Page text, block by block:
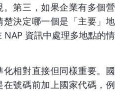
。第三，如果企業有多個營
楚決定哪一個是「主要」地
NAP 資訊中處理多地點的情
化相對直接但同樣重要。國
在號碼前加上國家代碼，例